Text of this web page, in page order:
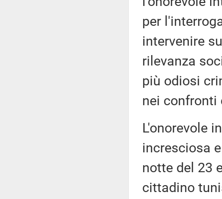
per
intervenire
rilevanza
più odiosi
nei confronti
L'onorevole
incresciosa
notte del 23
cittadino